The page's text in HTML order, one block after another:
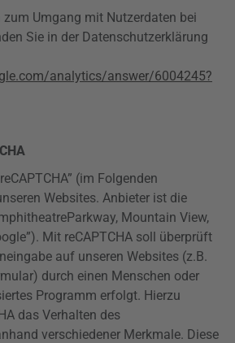
Umgang mit Nutzerdaten bei
Sie in der Datenschutzerklärung
analytics/answer/6004245?
reCAPTCHA” (im Folgenden
Websites. Anbieter ist die
Parkway, Mountain View,
Mit reCAPTCHA soll überprüft
auf unseren Websites (z.B.
durch einen Menschen oder
Programm erfolgt. Hierzu
das Verhalten des
verschiedener Merkmale. Diese